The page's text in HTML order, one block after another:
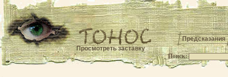
Предсказания
Поиск:
Просмотреть заставку